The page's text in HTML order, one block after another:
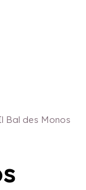
invernale
Bal des Monos